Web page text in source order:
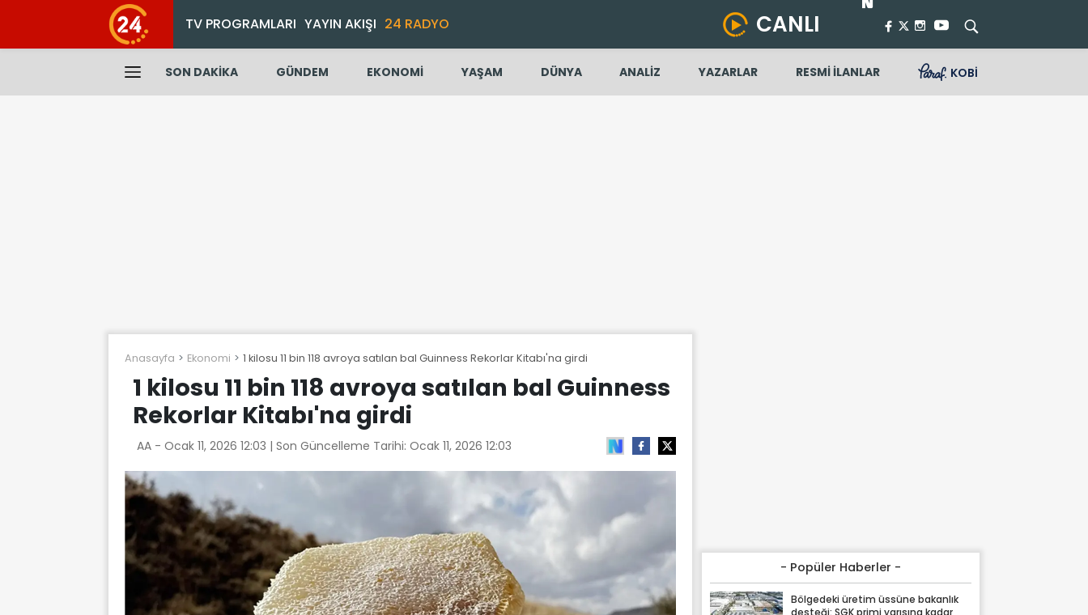
TV PROGRAMLARI YAYIN AKIŞI 24 RADYO CANLI
SON DAKİKA GÜNDEM EKONOMİ YAŞAM DÜNYA ANALİZ YAZARLAR RESMİ İLANLAR KOBİ
Anasayfa Ekonomi 1 kilosu 11 bin 118 avroya satılan bal Guinness Rekorlar Kitabı'na girdi
1 kilosu 11 bin 118 avroya satılan bal Guinness
Rekorlar Kitabı'na girdi
AA - Ocak 11, 2026 12:03 | Son Güncelleme Tarihi: Ocak 11, 2026 12:03
- Popüler Haberler -
Bölgedeki üretim üssüne bakanlık